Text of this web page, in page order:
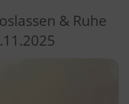
& Ruhe